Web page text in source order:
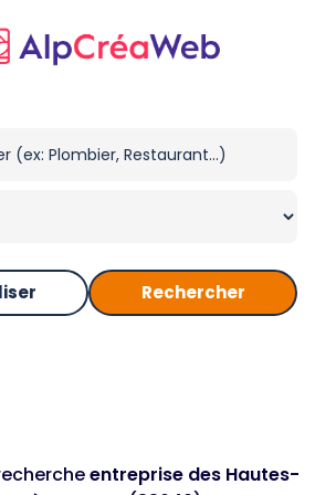
Rechercher
entreprise des Hautes-